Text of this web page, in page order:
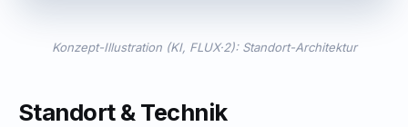
Konzept-Illustration (KI, FLUX·2): Standort-Architektur
Standort & Technik